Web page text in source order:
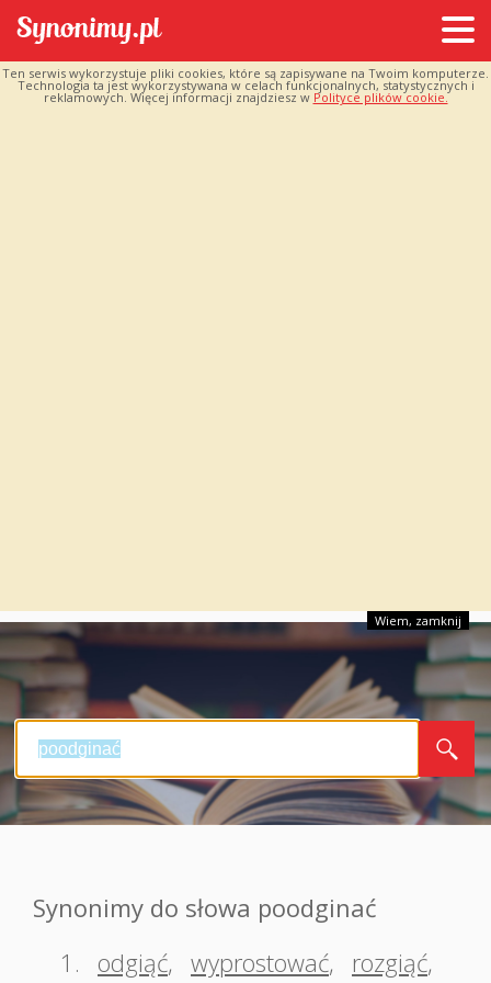
Ten serwis wykorzystuje pliki cookies, które są zapisywane na Twoim komputerze.
Technologia ta jest wykorzystywana w celach funkcjonalnych, statystycznych i
reklamowych. Więcej informacji znajdziesz w Polityce plików cookie.
Wiem, zamknij
Synonimy do słowa poodginać
1.
odgiąć, wyprostować, rozgiąć,